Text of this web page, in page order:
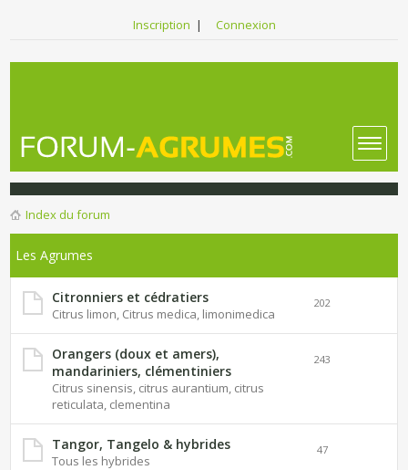
Inscription | Connexion
Index du forum
Les Agrumes
Citronniers et cédratiers
Citrus limon, Citrus medica, limonimedica
202
Orangers (doux et amers),
mandariniers, clémentiniers
Citrus sinensis, citrus aurantium, citrus
reticulata, clementina
243
Tangor, Tangelo & hybrides
Tous les hybrides
47